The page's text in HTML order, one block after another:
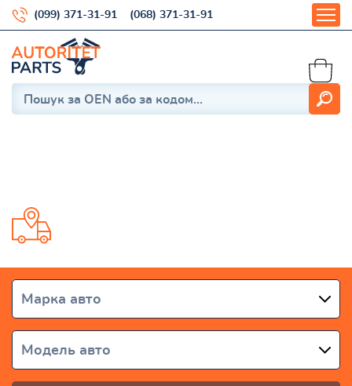
(099) 371-31-91 (068) 371-31-91
Марка авто
Модель авто